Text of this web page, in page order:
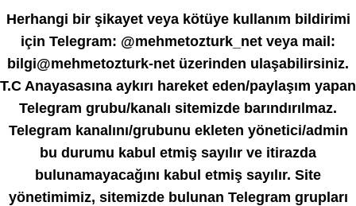
Herhangi bir şikayet veya kötüye kullanım bildirimi
için Telegram: @mehmetozturk_net veya mail:
bilgi@mehmetozturk-net üzerinden ulaşabilirsiniz.
T.C Anayasasına aykırı hareket eden/paylaşım yapan
Telegram grubu/kanalı sitemizde barındırılmaz.
Telegram kanalını/grubunu ekleten yönetici/admin
bu durumu kabul etmiş sayılır ve itirazda
bulunamayacağını kabul etmiş sayılır. Site
yönetimimiz, sitemizde bulunan Telegram grupları